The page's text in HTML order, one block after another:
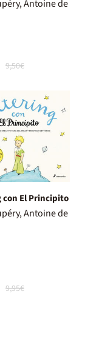
Antoine de
9,50€
El Principito
Antoine de
9,95€